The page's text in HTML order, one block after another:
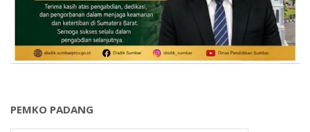
PEMKO PADANG